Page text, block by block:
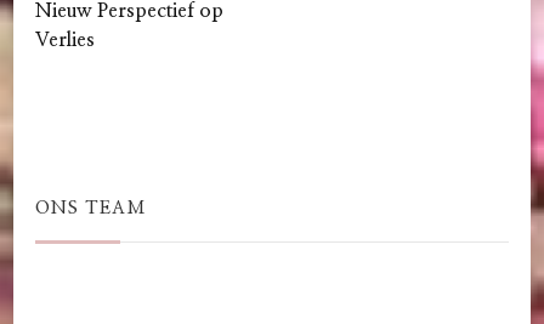
Nieuw Perspectief op
Verlies
ONS TEAM